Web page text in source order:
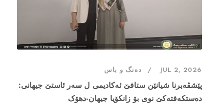
JUL 2, 2026 دەنگ و باس
پێشڤەبرنا شیانێن ستافێ ئەکادیمی ل سەر ئاستێ جیهانی:
دەستکەفتەکێ نوى بۆ زانکۆیا جیهان-دهۆک